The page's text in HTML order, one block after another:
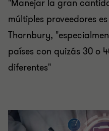
"Manejar la gran
múltiples proveedores
Thornbury,
países con quizás 30 o
diferentes"